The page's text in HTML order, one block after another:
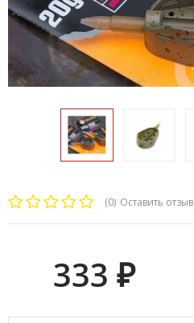
(0) Оставить отзыв
333 ₽